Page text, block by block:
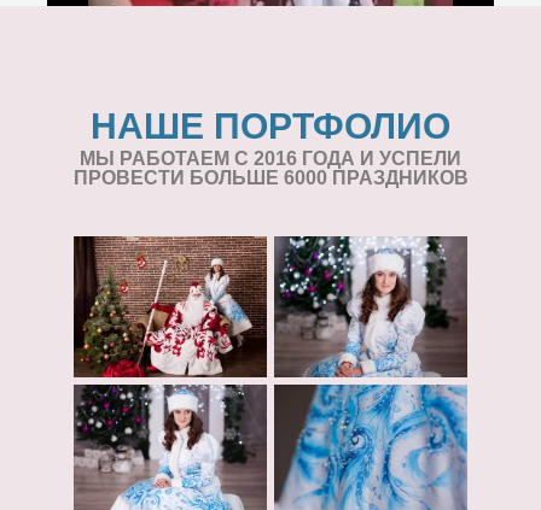
НАШЕ ПОРТФОЛИО
МЫ РАБОТАЕМ С 2016 ГОДА И УСПЕЛИ
ПРОВЕСТИ БОЛЬШЕ 6000 ПРАЗДНИКОВ